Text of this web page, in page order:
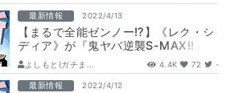
最新情報 2022/4/13
【まるで全能ゼンノー!?】《レク・シ
ディア》が『鬼ヤバ逆襲S-MAX!!』に
収録判明！
よしもと(ガチま... 4.4K 72 -
最新情報 2022/4/12